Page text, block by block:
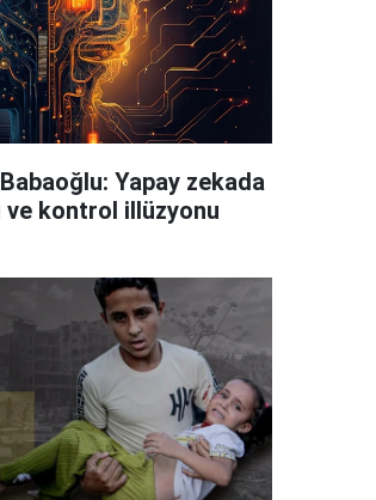
Yapay zekada
ve kontrol illüzyonu